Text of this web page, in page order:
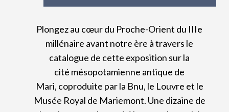
Plongez au cœur du Proche-Orient du IIIe
millénaire avant notre ère à travers le
catalogue de cette exposition sur la
cité mésopotamienne antique de
Mari, coproduite par la Bnu, le Louvre et le
Musée Royal de Mariemont. Une dizaine de